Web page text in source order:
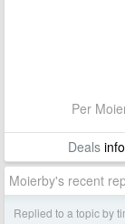
Per
Deals
Moierby's recent
Replied to a topic by